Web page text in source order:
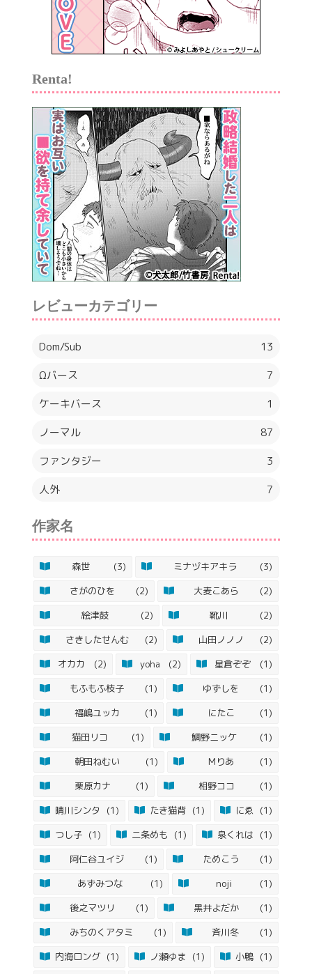
Renta!
レビューカテゴリー
Dom/Sub
13
Ωバース
7
ケーキバース
1
ノーマル
87
ファンタジー
3
人外
7
作家名
森世 (3) ミナヅキアキラ
(3)
さがのひを
(2) 大麦こあら
(2)
絵津鼓
(2) 靴川
(2)
さきしたせんむ
(2) 山田ノノノ
(2)
オカカ
(2) yoha (2) 星倉ぞぞ
(1)
もふもふ枝子
(1) ゆずしを
(1)
福嶋ユッカ
(1) にたこ
(1)
猫田リコ
(1) 鯛野ニッケ
(1)
朝田ねむい
(1) Mりあ
(1)
栗原カナ
(1) 相野ココ
(1)
晴川シンタ
(1) たき猫背 (1) にゑ
(1)
つし子 (1) 二条めも (1) 泉くれは
(1)
阿仁谷ユイジ
(1) ためこう
(1)
あずみつな
(1) noji
(1)
後之マツリ
(1) 黒井よだか
(1)
みちのくアタミ
(1) 斉川冬
(1)
内海ロング (1) ノ瀬ゆま (1) 小鴨 (1)